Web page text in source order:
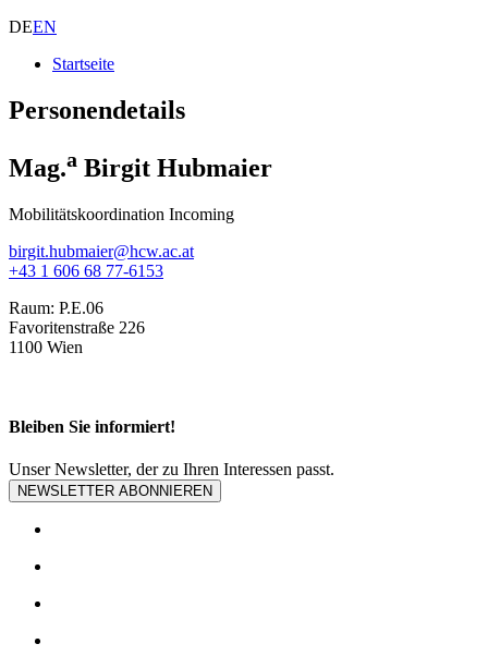
DEEN
Startseite
Personendetails
Mag.a Birgit Hubmaier
Mobilitätskoordination Incoming
birgit.hubmaier@hcw.ac.at
+43 1 606 68 77-6153
Raum: P.E.06
Favoritenstraße 226
1100 Wien
Bleiben Sie informiert!
Unser Newsletter, der zu Ihren Interessen passt.
NEWSLETTER ABONNIEREN